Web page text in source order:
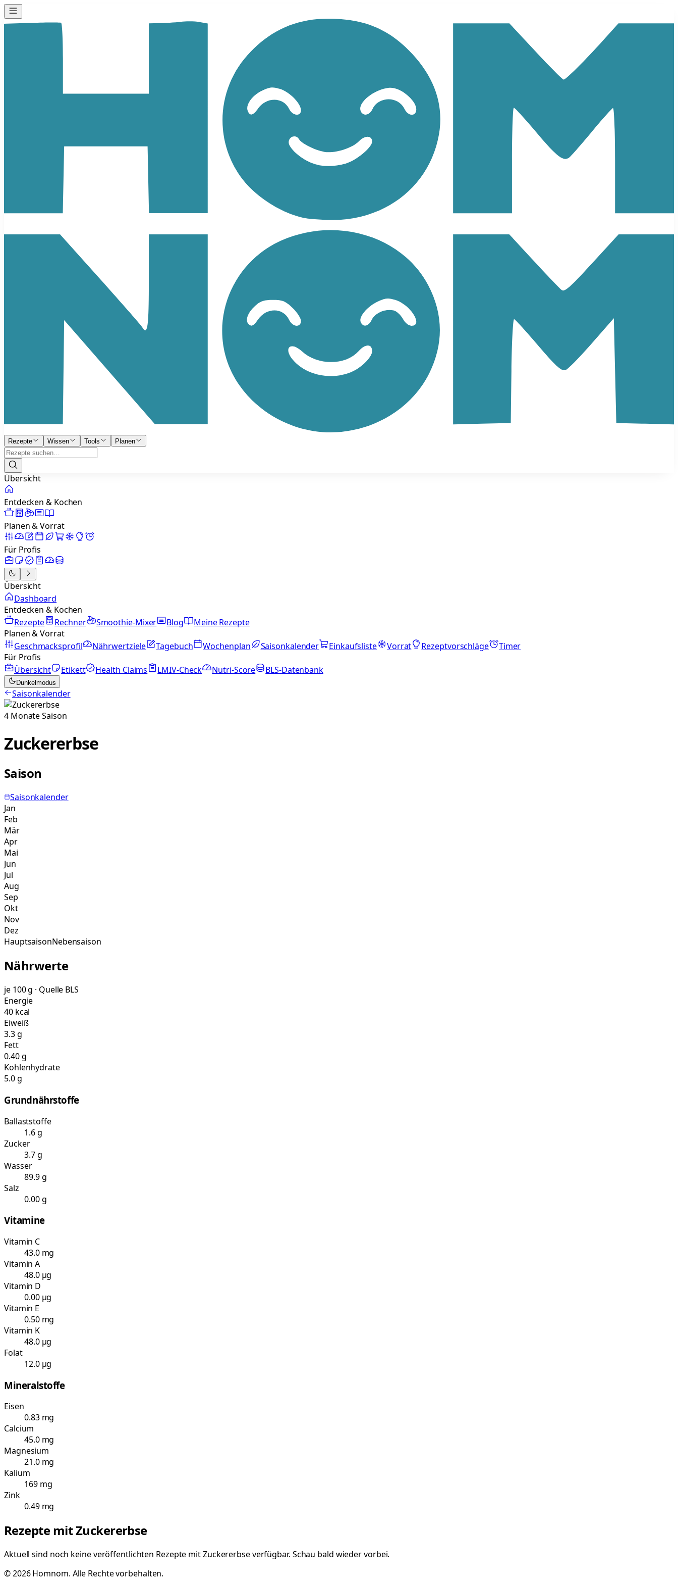
Rezepte Wissen Tools Planen
Übersicht
Entdecken & Kochen
Planen & Vorrat
Für Profis
Übersicht
Dashboard
Entdecken & Kochen
Rezepte
Rechner Smoothie-Mixer Blog
Meine Rezepte
Planen & Vorrat
Geschmacksprofil
Nährwertziele Tagebuch Wochenplan Saisonkalender Einkaufsliste Vorrat Rezeptvorschläge
Timer
Für Profis
Übersicht
Etikett Health Claims LMIV-Check Nutri-Score BLS-Datenbank
Dunkelmodus
Saisonkalender
4 MonateSaison
Zuckererbse
Saison
Saisonkalender
Jan
Feb
Mär
Apr
Mai
Jun
Jul
Aug
Sep
Okt
Nov
Dez
HauptsaisonNebensaison
Nährwerte
je 100 g · Quelle BLS
Energie
40 kcal
Eiweiß
3.3 g
Fett
0.40 g
Kohlenhydrate
5.0 g
Grundnährstoffe
Ballaststoffe
1.6 g
Zucker
3.7 g
Wasser
89.9 g
Salz
0.00 g
Vitamine
Vitamin C
43.0 mg
Vitamin A
48.0 µg
Vitamin D
0.00 µg
Vitamin E
0.50 mg
Vitamin K
48.0 µg
Folat
12.0 µg
Mineralstoffe
Eisen
0.83 mg
Calcium
45.0 mg
Magnesium
21.0 mg
Kalium
169 mg
Zink
0.49 mg
Rezepte mitZuckererbse
Aktuell sind noch keine veröffentlichten Rezepte mitZuckererbseverfügbar. Schau bald wieder vorbei.
©2026Homnom. Alle Rechte vorbehalten.